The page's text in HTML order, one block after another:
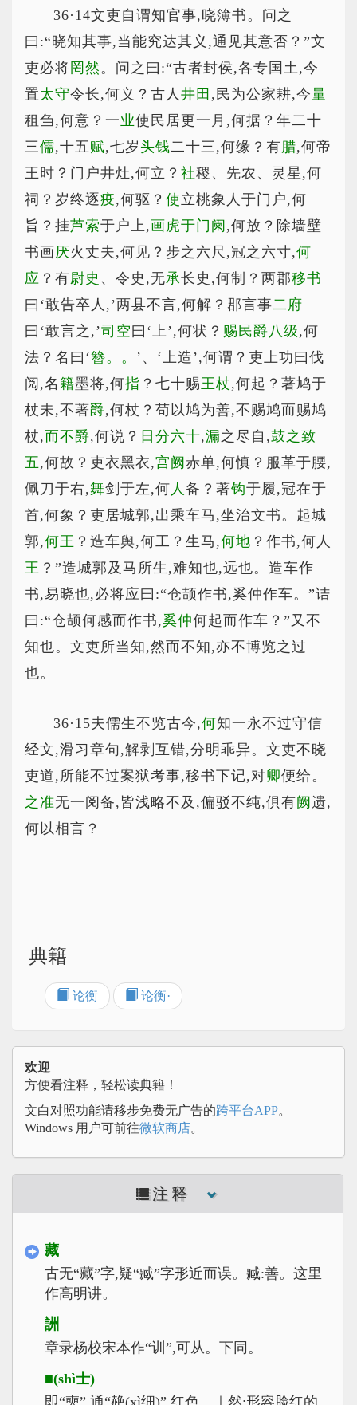
36·14文吏自谓知官事,晓簿书。问之
曰:“晓知其事,当能究达其义,通见其意否？”文
吏必将 罔然。问之曰:“古者封侯,各专国土,今
置太守令长,何义？古人 井田 ,民为公家耕,今量
租刍,何意？一业使民居更一月,何据？年二十
三儒,十五赋,七岁 头钱二十三,何缘？有腊,何帝
王时？门户井灶,何立？ 社稷、先农、灵星,何
祠？岁终逐疫,何驱？ 使立桃象人于门户,何
旨？挂芦索于户上,画虎于门阑 ,何放？除墙壁
书画厌 火丈夫,何见？步之六尺,冠之六寸,何
应 ？有尉史 、令史,无承长史,何制？两郡移书
曰‘敢告卒人,’两县不言,何解？郡言事二府
曰‘敢言之,’司空 曰‘上’,何状？ 赐民爵八级,何
法？名曰‘簪。。 ’、‘上造’,何谓？吏上功曰伐
阅,名 籍墨将,何指 ？七十赐王杖,何起？著鸠于
杖未,不著爵,何杖？苟以鸠为善,不赐鸠而赐鸠
杖,而不爵,何说？ 日分六十,漏 之尽自,鼓之致
五,何故？吏衣黑衣,宫阙 赤单,何慎？服革于腰,
佩刀于右,舞剑于左,何 人 备？著钩于履,冠在于
首,何象？吏居城郭,出乘车马,坐治文书。起城
郭,何王 ？造车舆,何工？生马,何地 ？作书,何人
王 ？”造城郭及马所生,难知也,远也。造车作
书,易晓也,必将应曰:“仓颉作书,奚仲作车。”诘
曰:“仓颉何感而作书,奚仲何起而作车？”又不
知也。文吏所当知,然而不知,亦不博览之过
也。
36·15夫儒生不览古今,何知一永不过守信
经文,滑习章句,解剥互错,分明乖异。文吏不晓
吏道,所能不过案狱考事,移书下记,对卿便给。
之准无一阅备,皆浅略不及,偏驳不纯,俱有阙 遗,
何以相言？
典籍
论衡 论衡·
欢迎
方便看注释，轻松读典籍！
文白对照功能请移步免费无广告的跨平台APP。
Windows 用户可前往微软商店。
注释
藏
古无“藏”字,疑“臧”字形近而误。臧:善。这里
作高明讲。
詶
章录杨校宋本作“训”,可从。下同。
■(shì士)
即“奭”,通“赩(xì细)”,红色。｜然:形容脸红的